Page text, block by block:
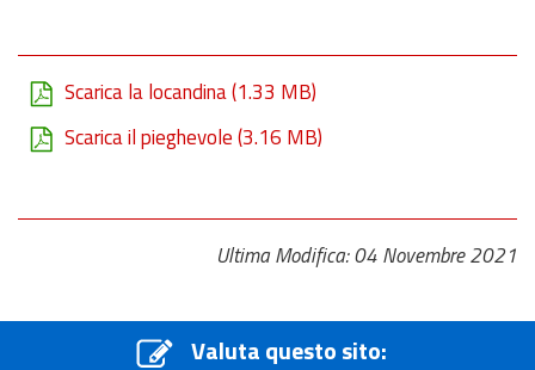
Scarica la locandina(1.33 MB)
Scarica il pieghevole(3.16 MB)
Ultima Modifica: 04 Novembre 2021
Valuta questo sito: